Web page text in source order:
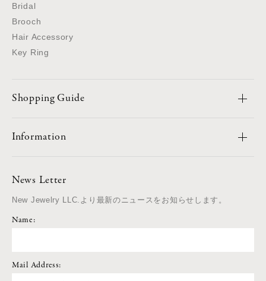
Bridal
Brooch
Hair Accessory
Key Ring
Shopping Guide
Information
News Letter
New Jewelry LLC.より最新のニュースをお知らせします。
Name:
Mail Address: